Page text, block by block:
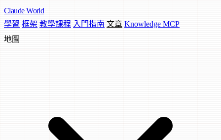
Claude World
學習 框架 教學課程 入門指南 文章 Knowledge MCP
地圖